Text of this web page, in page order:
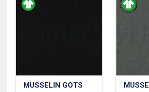
MUSSELIN GOTS